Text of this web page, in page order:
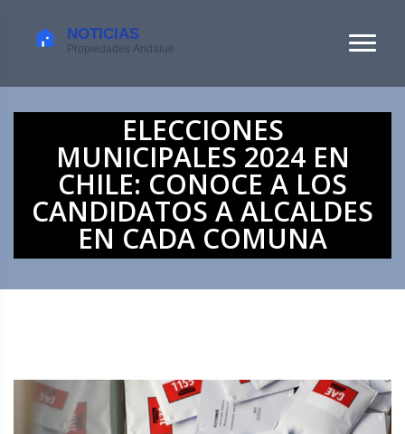
ELECCIONES
MUNICIPALES 2024 EN
CHILE: CONOCE A LOS
CANDIDATOS A ALCALDES
EN CADA COMUNA